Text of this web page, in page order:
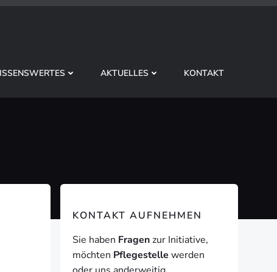
AKTUELLES KONTAKT
KONTAKT AUFNEHMEN
Sie haben Fragenzur Initiative,
möchten Pflegestelle werden